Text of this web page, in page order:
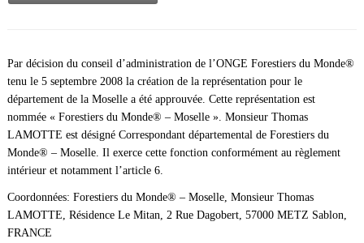
Par décision du conseil d’administration de l’ONGE Forestiers du Monde®
tenu le 5 septembre 2008 la création de la représentation pour le
département de la Moselle a été approuvée. Cette représentation est
nommée « Forestiers du Monde® – Moselle ». Monsieur Thomas
LAMOTTE est désigné Correspondant départemental de Forestiers du
Monde® – Moselle. Il exerce cette fonction conformément au règlement
intérieur et notamment l’article 6.
Coordonnées: Forestiers du Monde® – Moselle, Monsieur Thomas
LAMOTTE, Résidence Le Mitan, 2 Rue Dagobert, 57000 METZ Sablon,
FRANCE